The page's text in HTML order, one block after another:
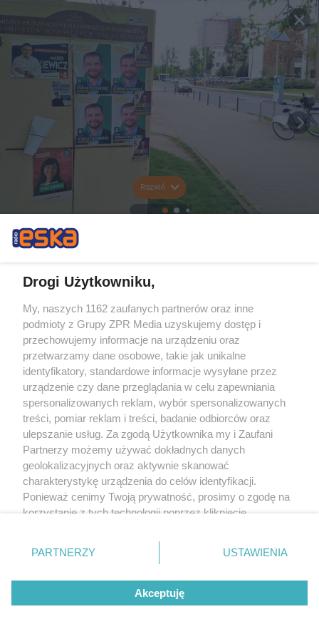
Rozwiń
Drogi Użytkowniku,
My, naszych 1162 zaufanych partnerów oraz inne
podmioty z Grupy ZPR Media uzyskujemy dostęp i
przechowujemy informacje na urządzeniu oraz
przetwarzamy dane osobowe, takie jak unikalne
identyfikatory, standardowe informacje wysyłane przez
urządzenie czy dane przeglądania w celu zapewniania
spersonalizowanych reklam, wybór spersonalizowanych
treści, pomiar reklam i treści, badanie odbiorców oraz
ulepszanie usług. Za zgodą Użytkownika my i Zaufani
Partnerzy możemy używać dokładnych danych
geolokalizacyjnych oraz aktywnie skanować
charakterystykę urządzenia do celów identyfikacji.
Ponieważ cenimy Twoją prywatność, prosimy o zgodę na
korzystanie z tych technologii poprzez kliknięcie
zmienić/wycofać klikając przycisk ustawień prywatności
znajdujący się w lewym dolnym rogu strony
rodzaje przetwarzania danych nie wymagają zgody
użytkownika, ale masz prawo sprzeciwić się takiemu
przetwarzaniu. Preferencje będą miały zastosowanie tylko
PARTNERZY USTAWIENIA
Akceptuję